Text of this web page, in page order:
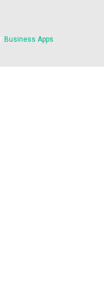
Business Apps